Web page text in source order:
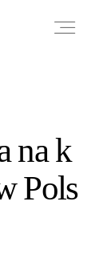
na k
Pols